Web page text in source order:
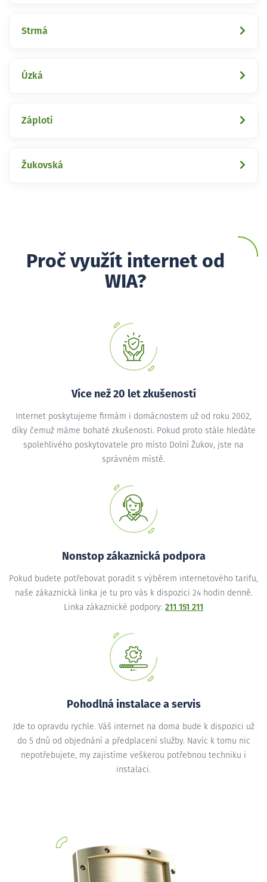
Strmá
Úzká
Záplotí
Žukovská
Proč využít internet od
WIA?
Více než 20 let zkušeností
Internet poskytujeme firmám i domácnostem už od roku 2002,
díky čemuž máme bohaté zkušenosti. Pokud proto stále hledáte
spolehlivého poskytovatele pro místo Dolní Žukov, jste na
správném místě.
Nonstop zákaznická podpora
Pokud budete potřebovat poradit s výběrem internetového tarifu,
naše zákaznická linka je tu pro vás k dispozici 24 hodin denně.
Linka zákaznické podpory: 211 151 211
Pohodlná instalace a servis
Jde to opravdu rychle. Váš internet na doma bude k dispozici už
do 5 dnů od objednání a předplacení služby. Navíc k tomu nic
nepotřebujete, my zajistíme veškerou potřebnou techniku i
instalaci.